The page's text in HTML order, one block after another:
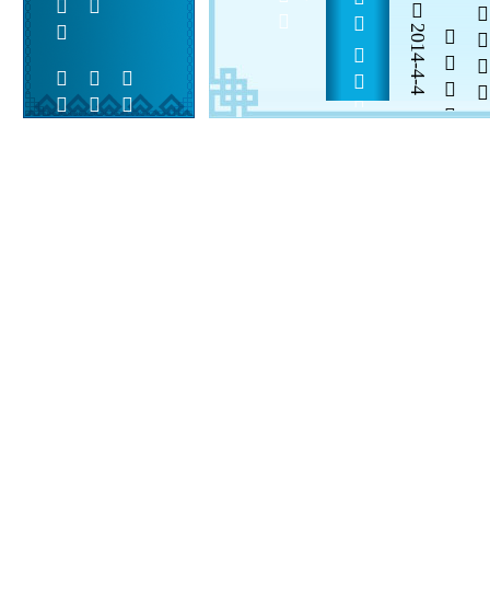
  
2014-4-4